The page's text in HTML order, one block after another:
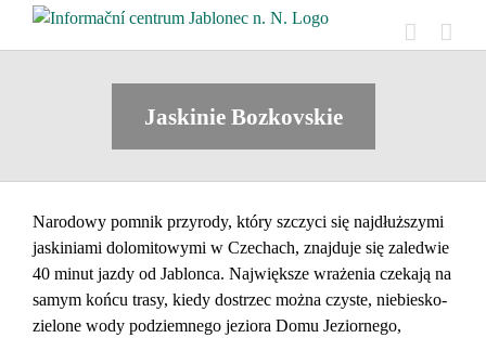
Jaskinie Bozkovskie
Narodowy pomnik przyrody, który szczyci się najdłuższymi
jaskiniami dolomitowymi w Czechach, znajduje się zaledwie
40 minut jazdy od Jablonca. Największe wrażenia czekają na
samym końcu trasy, kiedy dostrzec można czyste, niebiesko-
zielone wody podziemnego jeziora Domu Jeziornego,